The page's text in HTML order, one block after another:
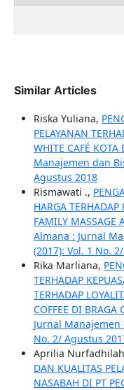
Similar Articles
Riska Yuliana,
PELAYANAN
WHITE CAFÉ KOTA
Manajemen dan
Agustus 2018
Rismawati .,
HARGA
FAMILY MASSAGE
Almana : Jurnal
(2017): Vol. 1 No.
Rika Marliana,
TERHADAP
TERHADAP
COFFEE DI BRAGA
Jurnal Manajemen
No. 2/ Agustus
Aprilia
DAN KUALITAS
NASABAH DI PT